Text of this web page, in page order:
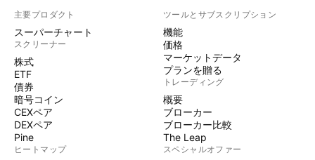
主要プロダクト
スーパーチャート
スクリーナー
株式
ETF
債券
暗号コイン
CEXペア
DEXペア
Pine
ヒートマップ
ツールとサブスクリプション
機能
価格
マーケットデータ
プランを贈る
トレーディング
概要
ブローカー
ブローカー比較
The Leap
スペシャルオファー